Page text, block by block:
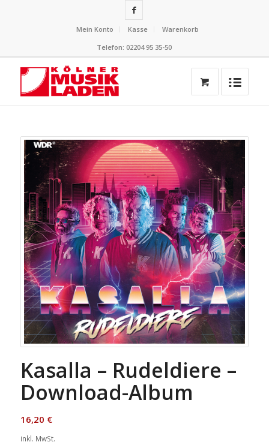
Mein Konto Kasse
Warenkorb
Telefon: 02204 95 35-50
Kasalla – Rudeldiere –
Download-Album
16,20 €
inkl. MwSt.